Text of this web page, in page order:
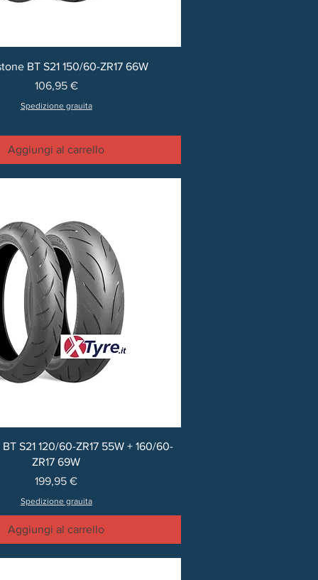
BT S21 150/60-ZR17 66W
Prezzo
106,95 €
Spedizione grauita
Aggiungi al carrello
S21 120/60-ZR17 55W + 160/60-
ZR17 69W
Prezzo
199,95 €
Spedizione grauita
Aggiungi al carrello